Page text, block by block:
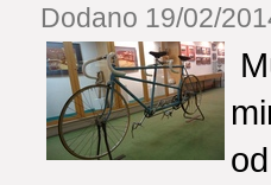
Dodano 19/02/